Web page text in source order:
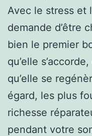
Avec le stress et
demande d’être
bien le premier
qu’elle
qu’elle se
égard, les plus
richesse
pendant votre